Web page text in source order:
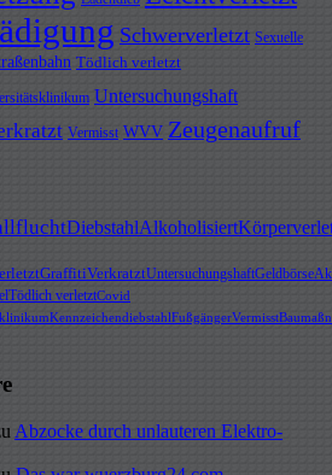
Schwerverletzt Sexuelle
Tödlich verletzt
Untersuchungshaft
Vermisst WVV Zeugenaufruf
DiebstahlAlkoholisiert
GraffitiVerkratztUntersuchungshaftGeldbörse
Tödlich verletztCovid
KennzeichendiebstahlFußgängerVermisst
Abzocke durch unlauteren Elektro-